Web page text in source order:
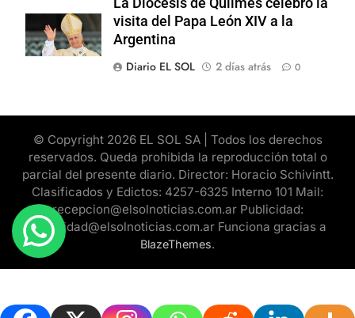
visita del Papa León XIV a la
Argentina
Diario EL SOL
2 días atrás 0
© Copyright 2026 EL SOL SA | Todos los derechos
reservados. Queda prohibida la reproducción total o
parcial del presente diario. Director: Horacio Schivintt.
Clasificados y Edictos: 4257-6325 Interno 101 Mail:
recepcion@elsolnoticias.com.ar Publicidad:
publicidad@elsolnoticias.com.ar Funciona gracias a
BlazeThemes.